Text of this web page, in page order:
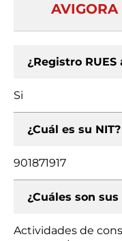
AVIGORA
¿Registro RUES
Si
¿Cuál es su NIT?
901871917
¿Cuáles son
Actividades de